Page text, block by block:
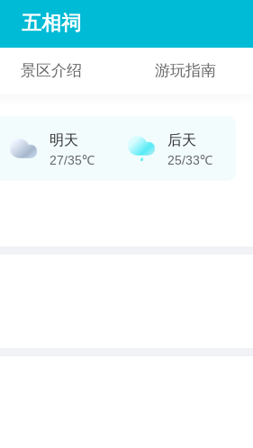
五相祠
景区介绍 游玩指南
明天
27/35℃
后天
25/33℃